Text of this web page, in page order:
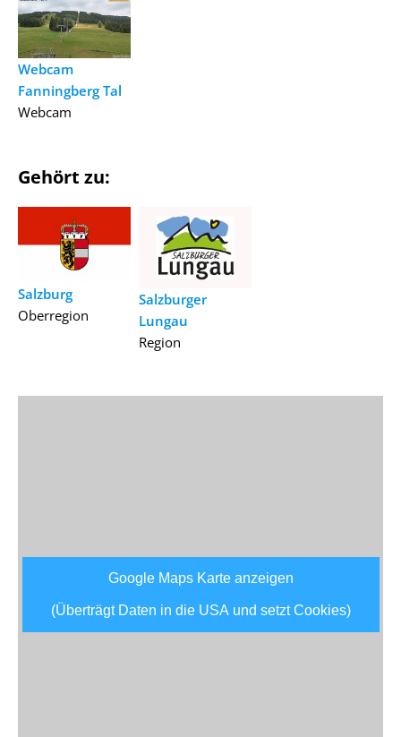
Webcam
Fanningberg Tal
Webcam
Gehört zu:
Salzburg
Oberregion
Salzburger
Lungau
Region
Google Maps Karte anzeigen
(Überträgt Daten in die USA und setzt Cookies)